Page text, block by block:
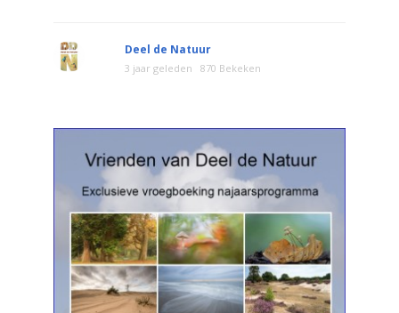
Deel de Natuur
3 jaar geleden 870 Bekeken